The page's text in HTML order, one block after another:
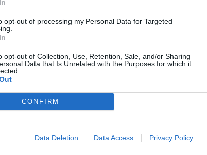
opt-out of processing my Personal Data for Targeted
opt-out of Collection, Use, Retention, Sale, and/or Sharing
Data that Is Unrelated with the Purposes for which it
CONFIRM
Data Deletion Data Access Privacy Policy
κοντά στην Πλάκα Αρκαδίας
η σύσταση για αποφυγή θερμών
για αποφυγή θερμών εργασιών το επόμενο
καύσης σε όλη την Ελλάδα
στην οδό Σόλωνος
του Συνεδρίου "From Challenge
Κολοκοτρώνη-Τι πρέπει να